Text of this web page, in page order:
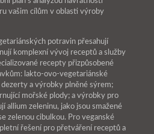
vašim cílům v oblasti výroby
potravin přesahují
komplexní vývoj receptů a služby
recepty přizpůsobené
lakto-ovo-vegetariánské
a výrobky plněné sýrem;
mořské plody; a výrobky pro
allium zeleninu, jako jsou smažené
zelenou cibulkou. Pro veganské
řešení pro přetváření receptů a